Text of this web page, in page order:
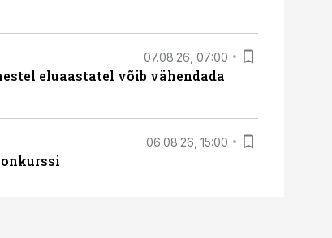
07.08.26, 07:00
eluaastatel võib vähendada
06.08.26, 15:00